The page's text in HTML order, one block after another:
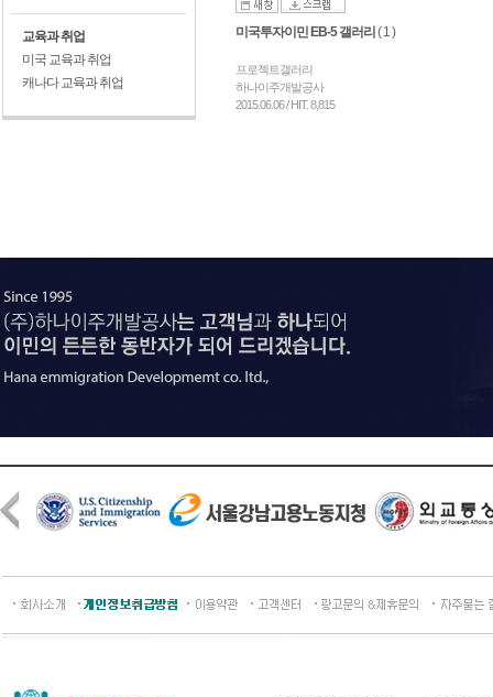
교육과 취업
미국 교육과 취업
캐나다 교육과 취업
미국투자이민 EB-5 갤러리 ( 1 )
프로젝트갤러리
하나이주개발공사
2015.06.06 / HIT. 8,815